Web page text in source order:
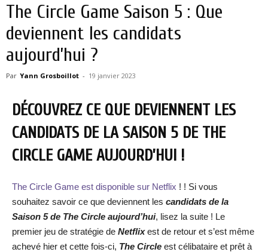
The Circle Game Saison 5 : Que
deviennent les candidats
aujourd’hui ?
Par Yann Grosboillot - 19 janvier 2023
DÉCOUVREZ CE QUE DEVIENNENT LES
CANDIDATS DE LA SAISON 5 DE THE
CIRCLE GAME AUJOURD’HUI !
The Circle Game est disponible sur Netflix ! ! Si vous
souhaitez savoir ce que deviennent les candidats de la
Saison 5 de The Circle aujourd’hui, lisez la suite ! Le
premier jeu de stratégie de Netflixest de retour et s’est même
achevé hier et cette fois-ci, The Circle est célibataire et prêt à